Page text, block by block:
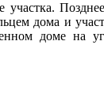
участка.
дома и
доме на